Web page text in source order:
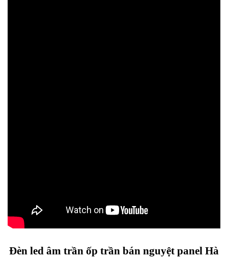
Đèn led âm trần ốp trần bán nguyệt panel Hà